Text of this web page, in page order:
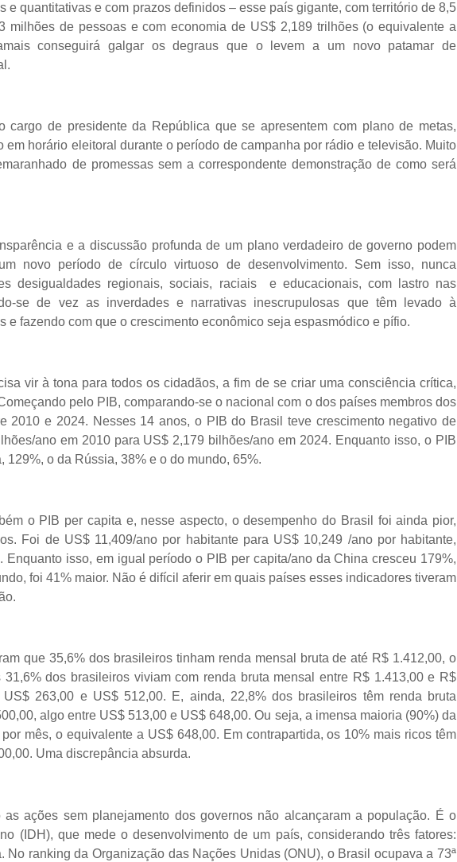
e quantitativas e com prazos definidos – esse país gigante, com território de 8,5
milhões de pessoas e com economia de US$ 2,189 trilhões (o equivalente a
conseguirá galgar os degraus que o levem a um novo patamar de
cargo de presidente da República que se apresentem com plano de metas,
horário eleitoral durante o período de campanha por rádio e televisão. Muito
de promessas sem a correspondente demonstração de como será
e a discussão profunda de um plano verdadeiro de governo podem
novo período de círculo virtuoso de desenvolvimento. Sem isso, nunca
desigualdades regionais, sociais, raciais e educacionais, com lastro nas
se de vez as inverdades e narrativas inescrupulosas que têm levado à
e fazendo com que o crescimento econômico seja espasmódico e pífio.
vir à tona para todos os cidadãos, a fim de se criar uma consciência crítica,
pelo PIB, comparando-se o nacional com o dos países membros dos
2010 e 2024. Nesses 14 anos, o PIB do Brasil teve crescimento negativo de
ano em 2010 para US$ 2,179 bilhões/ano em 2024. Enquanto isso, o PIB
129%, o da Rússia, 38% e o do mundo, 65%.
o PIB per capita e, nesse aspecto, o desempenho do Brasil foi ainda pior,
Foi de US$ 11,409/ano por habitante para US$ 10,249 /ano por habitante,
isso, em igual período o PIB per capita/ano da China cresceu 179%,
foi 41% maior. Não é difícil aferir em quais países esses indicadores tiveram
que 35,6% dos brasileiros tinham renda mensal bruta de até R$ 1.412,00, o
dos brasileiros viviam com renda bruta mensal entre R$ 1.413,00 e R$
US$ 263,00 e US$ 512,00. E, ainda, 22,8% dos brasileiros têm renda bruta
algo entre US$ 513,00 e US$ 648,00. Ou seja, a imensa maioria (90%) da
mês, o equivalente a US$ 648,00. Em contrapartida, os 10% mais ricos têm
Uma discrepância absurda.
ações sem planejamento dos governos não alcançaram a população. É o
(IDH), que mede o desenvolvimento de um país, considerando três fatores:
No ranking da Organização das Nações Unidas (ONU), o Brasil ocupava a 73ª